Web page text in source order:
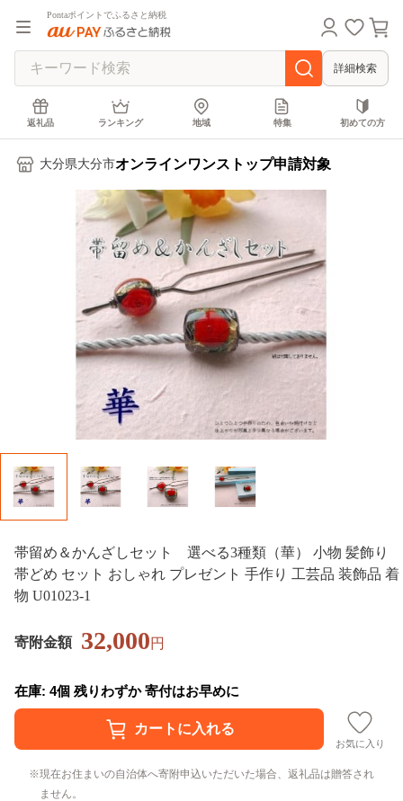
Pontaポイントでふるさと納税
詳細検索
返礼品 ランキング 地域 特集 初めての方
大分県大分市オンラインワンストップ申請対象
帯留め＆かんざしセット 選べる3種類（華） 小物 髪飾り
帯どめ セット おしゃれ プレゼント 手作り 工芸品 装飾品 着
物 U01023-1
寄附金額 32,000円
在庫: 4個 残りわずか 寄付はお早めに
お気に入り
現在お住まいの自治体へ寄附申込いただいた場合、返礼品は贈答され
ません。